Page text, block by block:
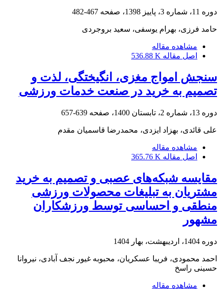
دوره 11، شماره 3، پاییز 1398، صفحه 467-482
حامد فرزی، بهرام یوسفی، سعید بروجردی
مشاهده مقاله
اصل مقاله 536.88 K
سنجش امواج مغزی، انگیختگی، لذت و
تصمیم به خرید در صنعت خدمات ورزشی
دوره 13، شماره 2، تابستان 1400، صفحه 639-657
علی قائدی، بهزاد ایزدی، محمدرضا قاسمیان مقدم
مشاهده مقاله
اصل مقاله 365.76 K
مقایسه شبکه‌های عصبی و تصمیم‌ به خرید
مشتریان به تبلیغات محصولات ورزشی
منطقی و احساسی توسط ورزشکاران
مشهور
دوره 1404، اردیبهشت، بهار 1404
احمد محمودی، فریبا عسکریان، محبوبه غیور نجف آبادی، نیروانا
حسینی راسخ
مشاهده مقاله